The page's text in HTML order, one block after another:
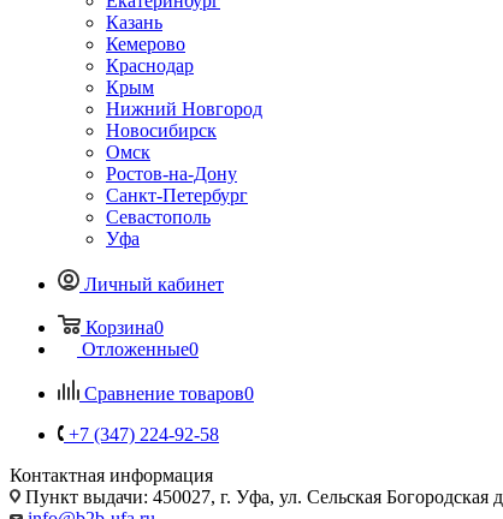
Казань
Кемерово
Краснодар
Крым
Нижний Новгород
Новосибирск
Омск
Ростов-на-Дону
Санкт-Петербург
Севастополь
Уфа
Личный кабинет
Корзина0
Отложенные0
Сравнение товаров0
+7 (347) 224-92-58
Контактная информация
Пункт выдачи: 450027, г. Уфа, ул. Сельская Богородская